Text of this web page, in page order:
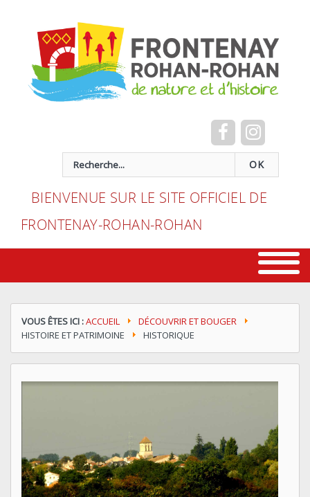
OK
BIENVENUE SUR LE SITE OFFICIEL DE
FRONTENAY-ROHAN-ROHAN
VOUS ÊTES ICI :ACCUEIL
DÉCOUVRIR ET BOUGER
HISTOIRE ET PATRIMOINE
HISTORIQUE